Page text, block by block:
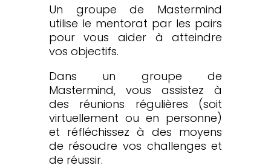
Un groupe de Mastermind
utilise le mentorat par les pairs
pour vous aider à atteindre
vos objectifs.
Dans un groupe de
Mastermind, vous assistez à
des réunions régulières (soit
virtuellement ou en personne)
et réfléchissez à des moyens
de résoudre vos challenges et
de réussir.